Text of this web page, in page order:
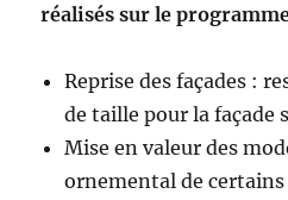
réalisés sur le
Reprise des façades :
de taille pour la façade
Mise en valeur des
ornemental de